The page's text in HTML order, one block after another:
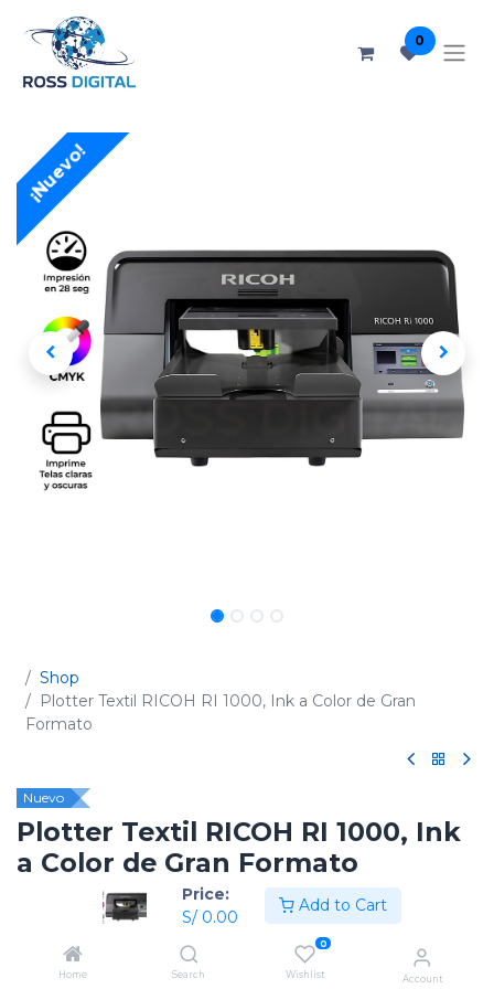
Price:
S/ 0.00
Add to Cart
Home Search
0
Wishlist Account
0
¡Nuevo!
Shop
Plotter Textil RICOH RI 1000, Ink a Color de Gran
Formato
Nuevo
Plotter Textil RICOH RI 1000, Ink
a Color de Gran Formato
(0 reseña)
342312